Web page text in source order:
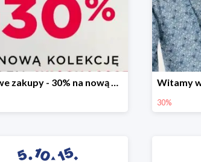
Stylowe zakupy - 30% na nową kolekcję
30%